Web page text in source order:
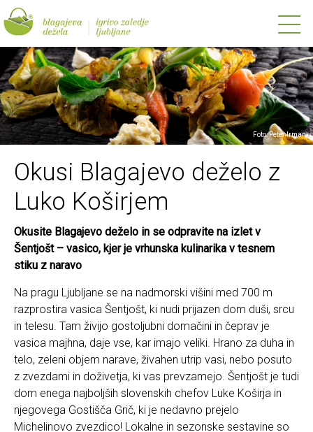
Foto: Peter Irman
Okusi Blagajevo deželo z
Luko Koširjem
Okusite Blagajevo deželo in se odpravite na izlet v
Šentjošt – vasico, kjer je vrhunska kulinarika v tesnem
stiku z naravo
Na pragu Ljubljane se na nadmorski višini med 700 m
razprostira vasica Šentjošt, ki nudi prijazen dom duši, srcu
in telesu. Tam živijo gostoljubni domačini in čeprav je
vasica majhna, daje vse, kar imajo veliki. Hrano za duha in
telo, zeleni objem narave, živahen utrip vasi, nebo posuto
z zvezdami in doživetja, ki vas prevzamejo. Šentjošt je tudi
dom enega najboljših slovenskih chefov Luke Koširja in
njegovega Gostišča Grič, ki je nedavno prejelo
Michelinovo zvezdico! Lokalne in sezonske sestavine so